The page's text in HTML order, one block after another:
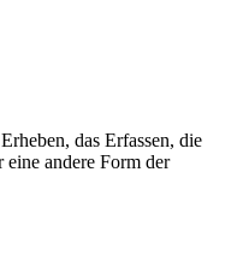
das Erfassen, die
andere Form der